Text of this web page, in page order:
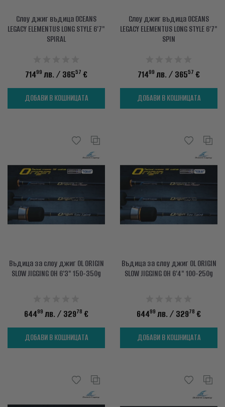
Слоу джиг въдица OCEANS
LEGACY ELEMENTUS LONG STYLE 6'7"
SPIRAL
71499 лв. / 36557 €
ДОБАВИ В КОШНИЦАТА
Слоу джиг въдица OCEANS
LEGACY ELEMENTUS LONG STYLE 6'7"
SPIN
71499 лв. / 36557 €
ДОБАВИ В КОШНИЦАТА
Въдица за слоу джиг OL ORIGIN
SLOW JIGGING OH 6'3" 150-350g
64499 лв. / 32978 €
ДОБАВИ В КОШНИЦАТА
Въдица за слоу джиг OL ORIGIN
SLOW JIGGING OH 6'4" 100-250g
64499 лв. / 32978 €
ДОБАВИ В КОШНИЦАТА